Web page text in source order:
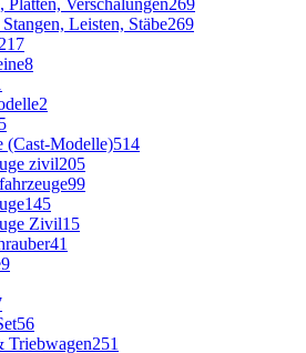
Leisten, Stäbe269
217
8
2
(Cast-Modelle)514
zivil205
99
145
Zivil15
41
9
56
Triebwagen251